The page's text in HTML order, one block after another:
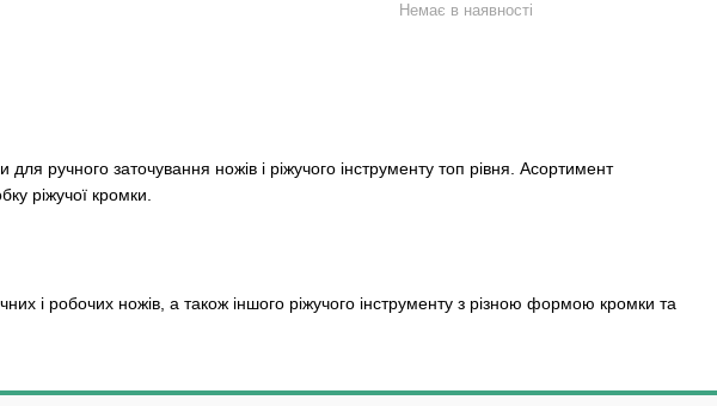
ручного заточування ножів і ріжучого інструменту топ рівня. Асортимент
ріжучої кромки.
і робочих ножів, а також іншого ріжучого інструменту з різною формою кромки та
Немає в наявності